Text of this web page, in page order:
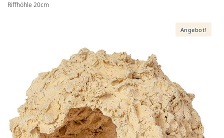
Riffhöhle 20cm
Angebot!